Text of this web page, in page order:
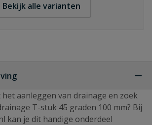
Bekijk alle varianten
het aanleggen van drainage en zoek
T-stuk 45 graden 100 mm? Bij
kan je dit handige onderdeel